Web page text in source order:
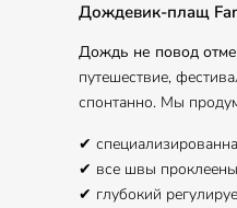
Дождевик-плащ
Дождь не повод
путешествие,
спонтанно. Мы
✔
✔ все швы
✔ глубокий